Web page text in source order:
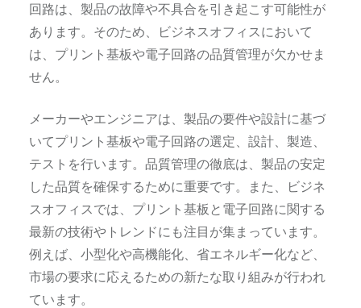
回路は、製品の故障や不具合を引き起こす可能性が
あります。そのため、ビジネスオフィスにおいて
は、プリント基板や電子回路の品質管理が欠かせま
せん。
メーカーやエンジニアは、製品の要件や設計に基づ
いてプリント基板や電子回路の選定、設計、製造、
テストを行います。品質管理の徹底は、製品の安定
した品質を確保するために重要です。また、ビジネ
スオフィスでは、プリント基板と電子回路に関する
最新の技術やトレンドにも注目が集まっています。
例えば、小型化や高機能化、省エネルギー化など、
市場の要求に応えるための新たな取り組みが行われ
ています。